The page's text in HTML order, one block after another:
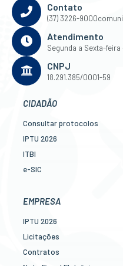
Contato
(37) 3226-9000
Atendimento
Segunda a Sexta-feira
CNPJ
18.291.385/0001-59
CIDADÃO
Consultar protocolos
IPTU 2026
ITBI
e-SIC
Legislação
EMPRESA
IPTU 2026
Licitações
Contratos